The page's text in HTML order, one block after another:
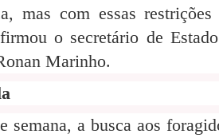
mas com essas
o secretário de
Marinho.
semana, a busca aos